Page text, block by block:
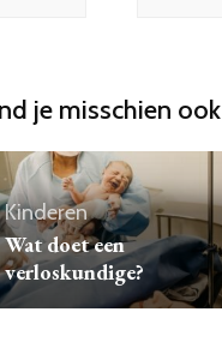
je misschien ook
Kinderen
Wat doet een
verloskundige?